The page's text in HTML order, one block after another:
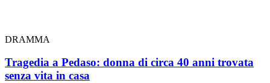
DRAMMA
Tragedia a Pedaso: donna di circa 40 anni trovata
senza vita in casa